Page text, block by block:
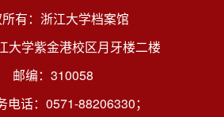
有：浙江大学档案馆
大学紫金港校区月牙楼二楼
邮编：310058
电话：0571-88206330；